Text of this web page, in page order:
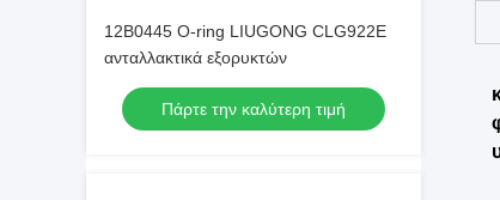
12Β0445 Ο-ring LIUGONG CLG922E
ανταλλακτικά εξορυκτών
Πάρτε την καλύτερη τιμή